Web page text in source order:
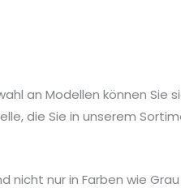
an Modellen können Sie
die Sie in unserem
nicht nur in Farben wie